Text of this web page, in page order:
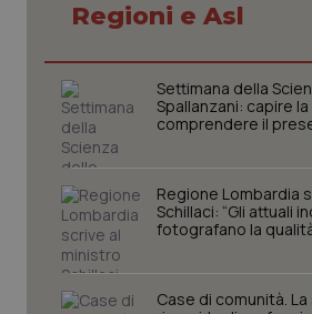
Regioni e Asl
Settimana della
Spallanzani: capire
comprendere il
Regione Lombardia
Schillaci: “Gli attuali
fotografano la
Case di comunità.
sito web abilitandone funzionalità di
navigazione sulle pagine e l'accesso
protette del sito. Il sito web non è in
funzionare correttamente senza